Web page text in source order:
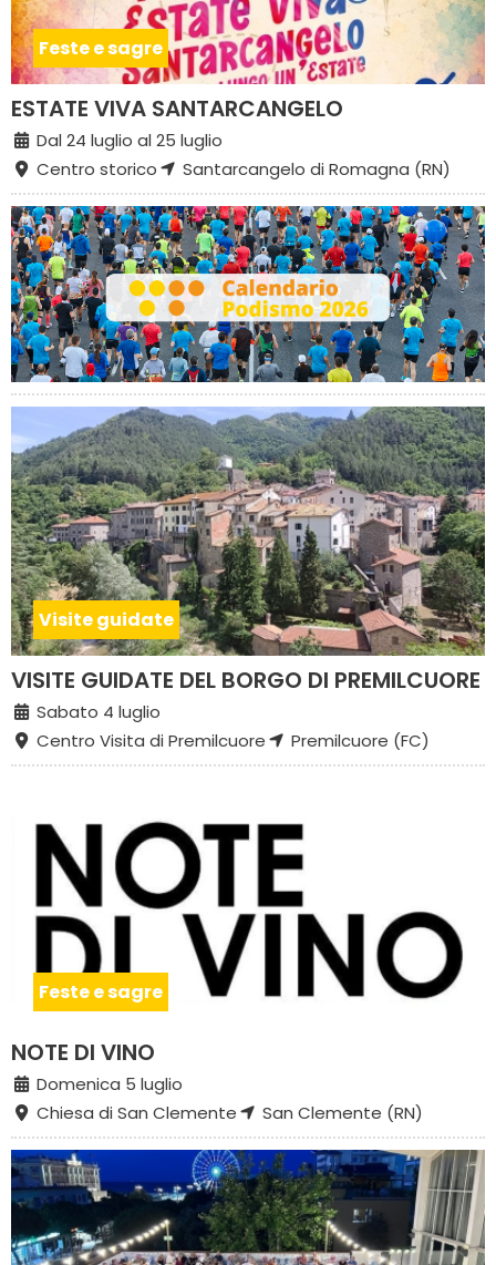
Feste e sagre
ESTATE VIVA SANTARCANGELO
Dal 24 luglio al 25 luglio
Centro storico
Santarcangelo di Romagna (RN)
Visite guidate
VISITE GUIDATE DEL BORGO DI PREMILCUORE
Sabato 4 luglio
Centro Visita di Premilcuore
Premilcuore (FC)
Feste e sagre
NOTE DI VINO
Domenica 5 luglio
Chiesa di San Clemente
San Clemente (RN)